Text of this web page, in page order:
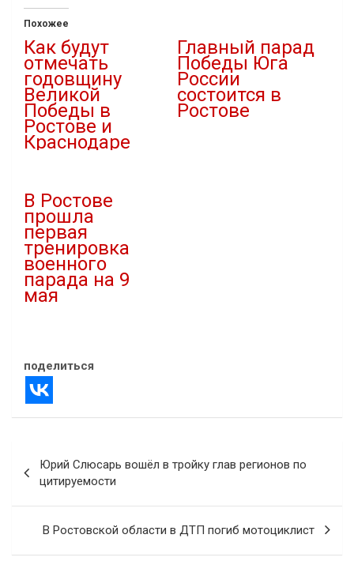
Похожее
Как будут
отмечать
годовщину
Великой
Победы в
Ростове и
Краснодаре
Главный парад
Победы Юга
России
состоится в
Ростове
В Ростове
прошла
первая
тренировка
военного
парада на 9
мая
поделиться
по
записям
Юрий Слюсарь вошёл в тройку глав регионов по
цитируемости
В Ростовской области в ДТП погиб мотоциклист